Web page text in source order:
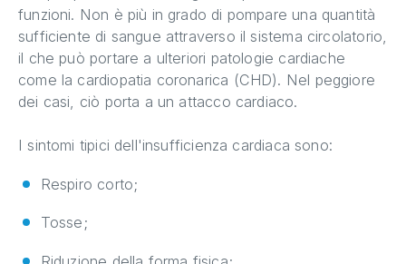
funzioni. Non è più in grado di pompare una quantità
sufficiente di sangue attraverso il sistema circolatorio,
il che può portare a ulteriori patologie cardiache
come la cardiopatia coronarica (CHD). Nel peggiore
dei casi, ciò porta a un attacco cardiaco.
I sintomi tipici dell'insufficienza cardiaca sono:
Respiro corto;
Tosse;